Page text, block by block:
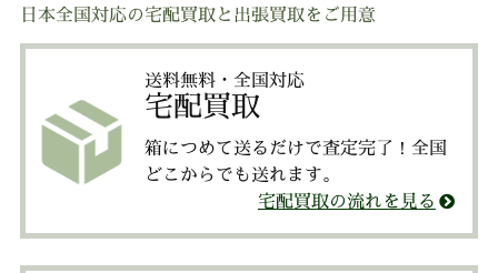
日本全国対応の宅配買取と出張買取をご用意
送料無料・全国対応
宅配買取
箱につめて送るだけで査定完了！全国
どこからでも送れます。
宅配買取の流れを見る